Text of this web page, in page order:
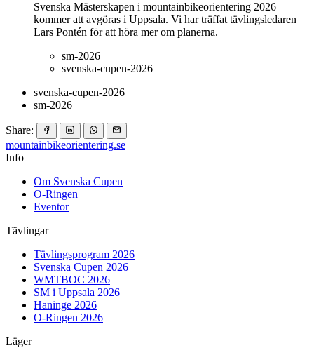
Svenska Mästerskapen i mountainbikeorientering 2026
kommer att avgöras i Uppsala. Vi har träffat tävlingsledaren
Lars Pontén för att höra mer om planerna.
sm-2026
svenska-cupen-2026
svenska-cupen-2026
sm-2026
Share:
mountainbikeorientering.se
Info
Om Svenska Cupen
O-Ringen
Eventor
Tävlingar
Tävlingsprogram 2026
Svenska Cupen 2026
WMTBOC 2026
SM i Uppsala 2026
Haninge 2026
O-Ringen 2026
Läger